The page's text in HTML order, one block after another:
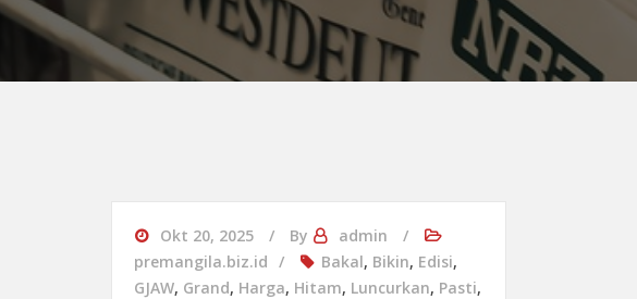
Okt 20, 2025 By
admin
premangila.biz.id
Bakal, Bikin, Edisi,
GJAW, Grand, Harga, Hitam, Luncurkan, Pasti,